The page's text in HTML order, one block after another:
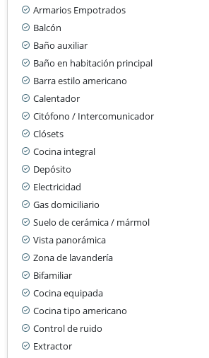
Armarios Empotrados
Balcón
Baño auxiliar
Baño en habitación principal
Barra estilo americano
Calentador
Citófono / Intercomunicador
Clósets
Cocina integral
Depósito
Electricidad
Gas domiciliario
Suelo de cerámica / mármol
Vista panorámica
Zona de lavandería
Bifamiliar
Cocina equipada
Cocina tipo americano
Control de ruido
Extractor